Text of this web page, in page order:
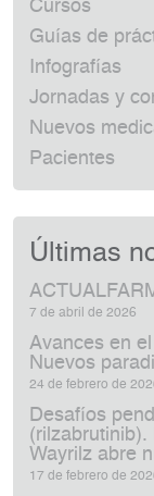
Cursos
Guías de
Infografías
Jornadas y
Nuevos
Pacientes
Últimas
7 de abril de 2026
Avances en
Nuevos
24 de febrero de
Desafíos
(rilzabrutinib).
Wayrilz abre
17 de febrero de